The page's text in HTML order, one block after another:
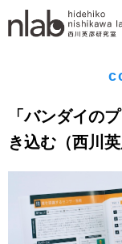
「バンダイの
き込む（西川